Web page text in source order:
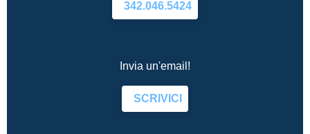
342.046.5424
Invia un'email!
SCRIVICI